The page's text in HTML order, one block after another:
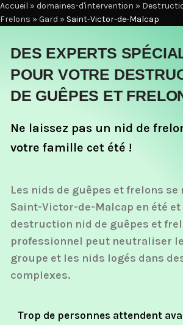
Accueil » domaines-d'intervention »
Frelons » Gard » Saint-Victor-de-Malcap
DES EXPERTS
POUR VOTRE
DE GUÊPES ET
Ne laissez pas un nid de
votre famille cet été !
Les nids de guêpes et frelons
Saint-Victor-de-Malcap en été
destruction nid de guêpes et
professionnel peut neutraliser
groupe et les nids logés dans
complexes.
Trop de personnes attendent